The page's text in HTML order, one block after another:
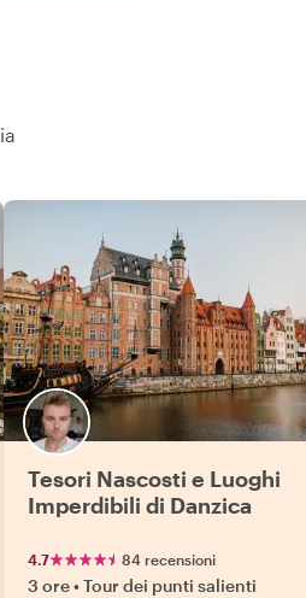
Tesori Nascosti e Luoghi
Imperdibili di Danzica
4.7 84 recensioni
3 ore•Tour dei punti salienti